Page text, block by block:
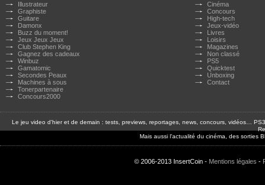
Illustrateur
Graphiste
Guitare
Damonx
Buzz du moment!
Jeux Jeux Jeux
Club Stephen King
Gagnez des cadeaux
Winbuz
Gamatomic
Secondes Peaux
Machines à sous
Tonerpartenaire
Concours2000
Cinéma
Concours
High-tech
Jeux-vidéo
Livres
Loisirs
Magazines
Non classé
PS5
Quicktest
Unboxing
Contact
Le jeu video d'hier et de demain : tests, previews, reportages, news, concours, vidéos…
Mais aussi l'actualité du cinéma, des sorties
© 2006-2013 InsertCoin - Mentions légales -